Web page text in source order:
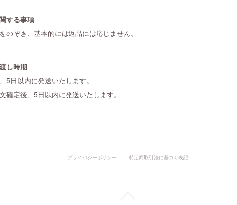
する事項
のぞき、基本的には返品には応じません。
し時期
5日以内に発送いたします。
確定後、5日以内に発送いたします。
プライバシーポリシー 特定商取引法に基づく表記